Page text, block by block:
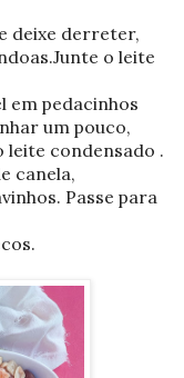
deixe derreter,
o leite
em pedacinhos
um pouco,
leite condensado .
canela,
Passe para